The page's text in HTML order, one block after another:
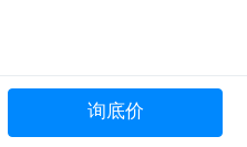
询底价